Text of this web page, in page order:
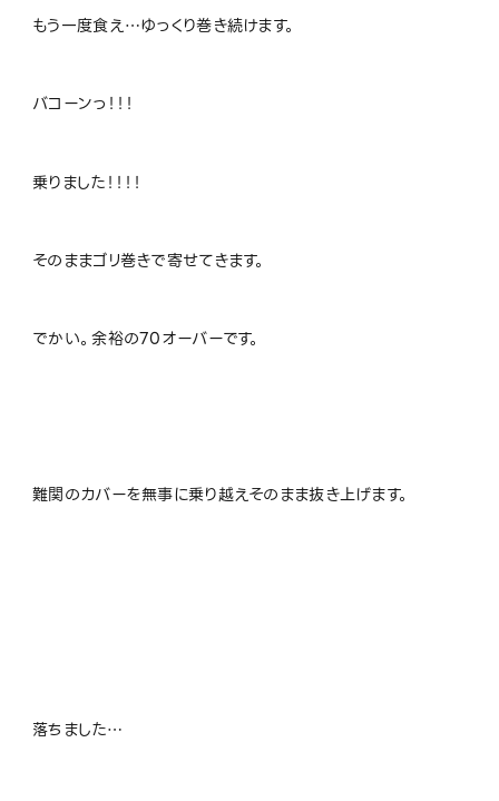
もう一度食え…ゆっくり巻き続けます。
バコーンっ！！！
乗りました！！！！
そのままゴリ巻きで寄せてきます。
でかい。余裕の70オーバーです。
難関のカバーを無事に乗り越えそのまま抜き上げます。
落ちました…